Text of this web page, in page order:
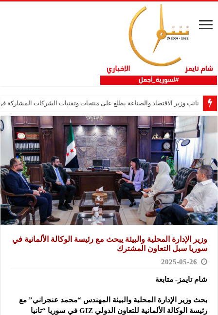
نائب وزير الاقتصاد والصناعة يطلع على منتجات وتقنيات الشركات المشاركة في
وزير الإدارة المحلية والبيئة يبحث مع رئيسة الوكالة الألمانية في
سوريا سبل التعاون المشترك
2025-05-26
شام تايمز- متابعة
بحث وزير الإدارة المحلية والبيئة المهندس “محمد عنجراني” مع
رئيسة الوكالة الألمانية للتعاون الدولي GIZ في سوريا “تانيا